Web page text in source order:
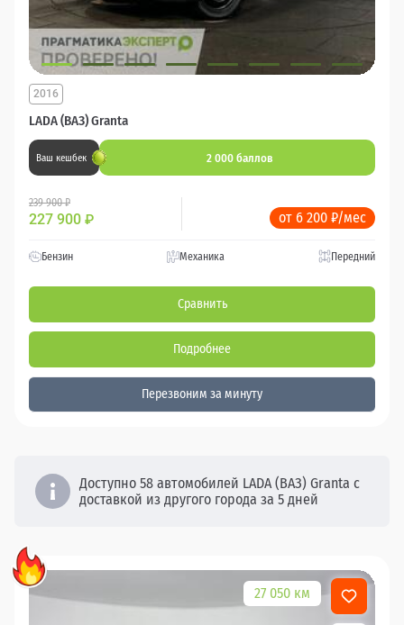
LADA (ВАЗ) Granta
2016
Ваш кешбек 2 000 баллов
239 900 ₽
227 900 ₽ от 6 200 ₽/мес
Бензин Механика Передний
Сравнить
Подробнее
Перезвоним за минуту
Доступно 58 автомобилей LADA (ВАЗ) Granta с
доставкой из другого города за 5 дней
27 050 км